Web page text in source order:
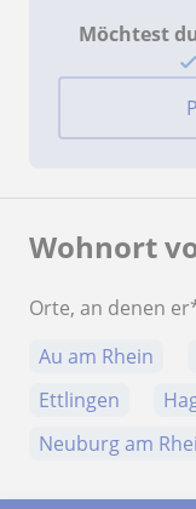
Möchtest
Wohnort
Orte, an denen
Au am Rhein
Ettlingen
Neuburg am